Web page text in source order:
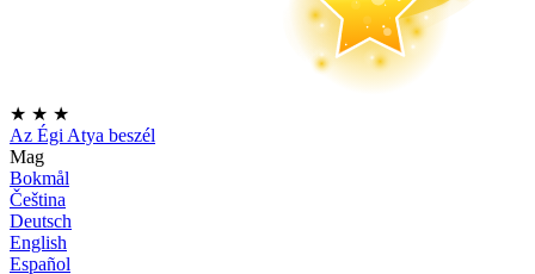
★ ★ ★
Az Égi Atya beszél
Mag
Bokmål
Čeština
Deutsch
English
Español